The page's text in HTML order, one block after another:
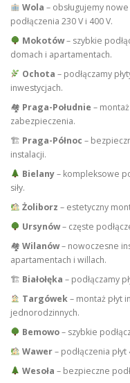
Wola – obsługujemy
podłączenia 230 V i 400 V.
Mokotów– szybkie
domach i apartamentach.
Ochota – podłączamy
inwestycjach.
🏘 Praga-Południe –
zabezpieczenia.
🏗 Praga-Północ –
instalacji.
Bielany– kompleksowe
siły.
Żoliborz – estetyczny
Ursynów– częste
🏘 Wilanów– nowoczesne
apartamentach i willach.
🏗 Białołęka – podłączamy
Targówek– montaż płyt
jednorodzinnych.
Bemowo– szybkie
Wawer– podłączenia
Wesoła – bezpieczne